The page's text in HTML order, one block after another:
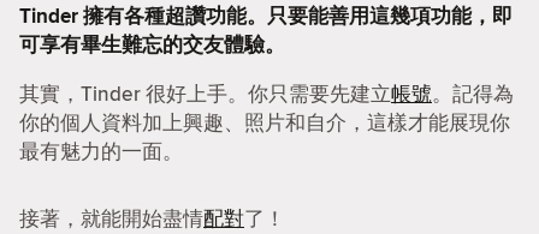
Tinder 擁有各種超讚功能。只要能善用這幾項功能，即
可享有畢生難忘的交友體驗。
其實，Tinder 很好上手。你只需要先建立帳號。記得為
你的個人資料加上興趣、照片和自介，這樣才能展現你
最有魅力的一面。
接著，就能開始盡情配對了！